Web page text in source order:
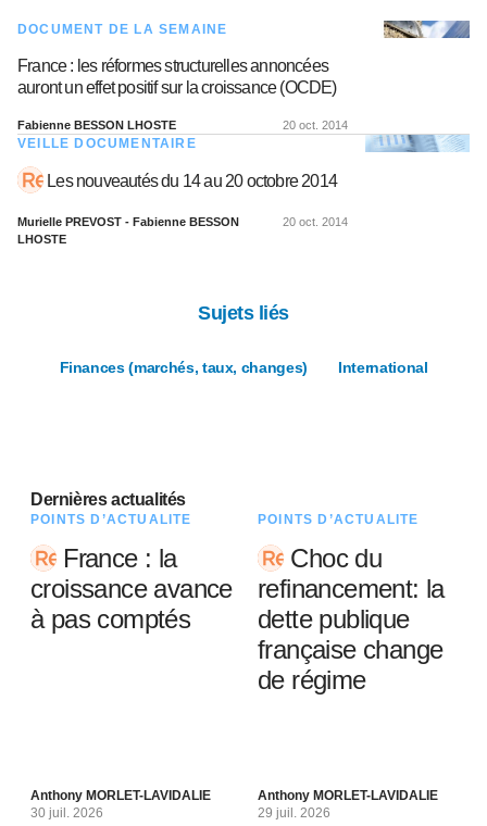
DOCUMENT DE LA SEMAINE
France : les réformes structurelles annoncées
auront un effet positif sur la croissance (OCDE)
Fabienne BESSON LHOSTE 20 oct. 2014
VEILLE DOCUMENTAIRE
Les nouveautés du 14 au 20 octobre 2014
Murielle PREVOST - Fabienne BESSON
LHOSTE
20 oct. 2014
Sujets liés
Finances (marchés, taux, changes) International
Dernières actualités
POINTS D’ACTUALITÉ
France : la
croissance avance
à pas comptés
Anthony MORLET-LAVIDALIE
30 juil. 2026
POINTS D’ACTUALITÉ
Choc du
refinancement: la
dette publique
française change
de régime
Anthony MORLET-LAVIDALIE
29 juil. 2026